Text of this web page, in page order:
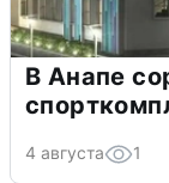
В Анапе
4 августа 1